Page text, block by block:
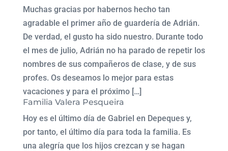
Muchas gracias por habernos hecho tan
agradable el primer año de guardería de Adrián.
De verdad, el gusto ha sido nuestro. Durante todo
el mes de julio, Adrián no ha parado de repetir los
nombres de sus compañeros de clase, y de sus
profes. Os deseamos lo mejor para estas
vacaciones y para el próximo […]
Familia Valera Pesqueira
Hoy es el último día de Gabriel en Depeques y,
por tanto, el último día para toda la familia. Es
una alegría que los hijos crezcan y se hagan